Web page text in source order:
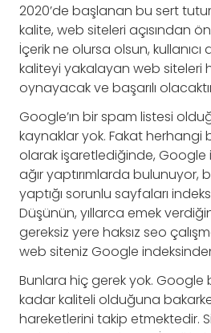
2020’de başlanan bu sert
kalite, web siteleri açısından
İçerik ne olursa olsun, kullanıcı
kaliteyi yakalayan web siteleri
oynayacak ve başarılı
Google’ın bir spam listesi
kaynaklar yok. Fakat herhangi
olarak işaretlediğinde, Google
ağır yaptırımlarda bulunuyor,
yaptığı sorunlu sayfaları
Düşünün, yıllarca emek
gereksiz yere haksız seo
web siteniz Google indeksinden
Bunlara hiç gerek yok. Google
kadar kaliteli olduğuna
hareketlerini takip etmektedir.